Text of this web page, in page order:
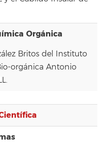
Orgánica
Britos del Instituto
orgánica Antonio